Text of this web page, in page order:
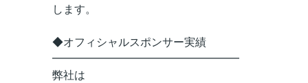
します。
◆オフィシャルスポンサー実績
━━━━━━━━━━━━━━━━━
弊社は